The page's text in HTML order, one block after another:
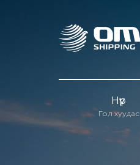
Нүүр
Гол хуудас